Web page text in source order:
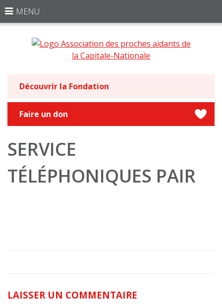
MENU
Découvrir la Fondation
Faire un don
SERVICE
TÉLÉPHONIQUES PAIR
LAISSER UN COMMENTAIRE